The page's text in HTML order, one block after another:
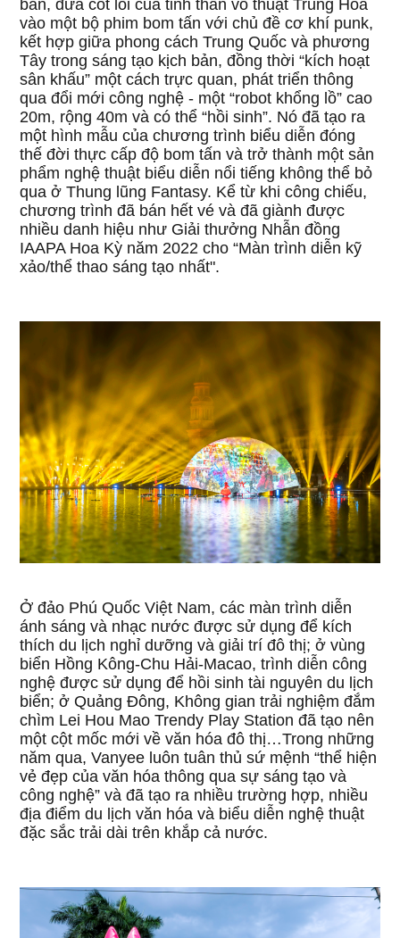
bản, đưa cốt lõi của tinh thần võ thuật Trung Hoa
vào một bộ phim bom tấn với chủ đề cơ khí punk,
kết hợp giữa phong cách Trung Quốc và phương
Tây trong sáng tạo kịch bản, đồng thời “kích hoạt
sân khấu” một cách trực quan, phát triển thông
qua đổi mới công nghệ - một “robot khổng lồ” cao
20m, rộng 40m và có thể “hồi sinh”. Nó đã tạo ra
một hình mẫu của chương trình biểu diễn đóng
thế đời thực cấp độ bom tấn và trở thành một sản
phẩm nghệ thuật biểu diễn nổi tiếng không thể bỏ
qua ở Thung lũng Fantasy. Kể từ khi công chiếu,
chương trình đã bán hết vé và đã giành được
nhiều danh hiệu như Giải thưởng Nhẫn đồng
IAAPA Hoa Kỳ năm 2022 cho “Màn trình diễn kỹ
xảo/thể thao sáng tạo nhất".
Ở đảo Phú Quốc Việt Nam, các màn trình diễn
ánh sáng và nhạc nước được sử dụng để kích
thích du lịch nghỉ dưỡng và giải trí đô thị; ở vùng
biển Hồng Kông-Chu Hải-Macao, trình diễn công
nghệ được sử dụng để hồi sinh tài nguyên du lịch
biển; ở Quảng Đông, Không gian trải nghiệm đắm
chìm Lei Hou Mao Trendy Play Station đã tạo nên
một cột mốc mới về văn hóa đô thị…Trong những
năm qua, Vanyee luôn tuân thủ sứ mệnh “thể hiện
vẻ đẹp của văn hóa thông qua sự sáng tạo và
công nghệ” và đã tạo ra nhiều trường hợp, nhiều
địa điểm du lịch văn hóa và biểu diễn nghệ thuật
đặc sắc trải dài trên khắp cả nước.